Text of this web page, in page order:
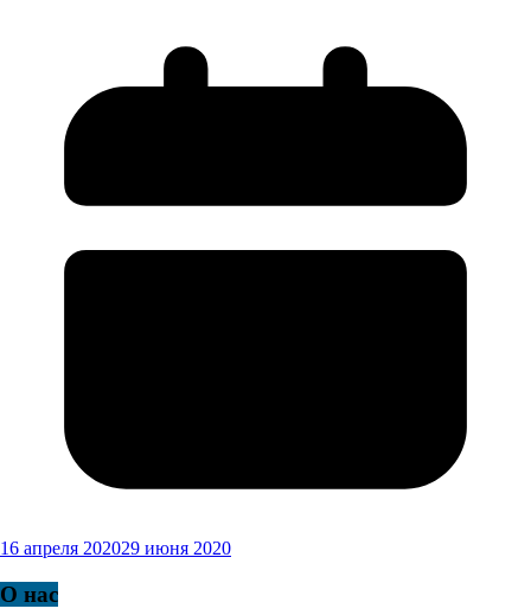
16 апреля 202029 июня 2020
О нас